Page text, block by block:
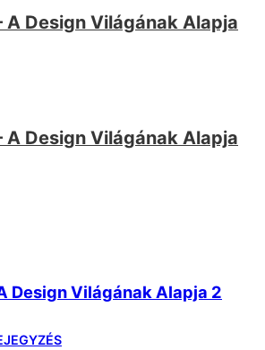
A Design Világának Alapja
A Design Világának Alapja
Design Világának Alapja 2